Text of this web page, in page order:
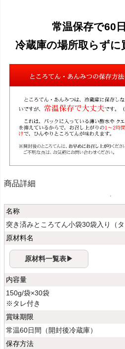
常温保存で60
冷蔵庫の場所取らずに
商品詳細
名称
突き済みところてん小袋30袋入り（タ
原材料名
原材料一覧表▶
内容量
150g/袋×30袋
※タレ付き
賞味期限
常温60日間（開封後冷蔵庫）
保存方法